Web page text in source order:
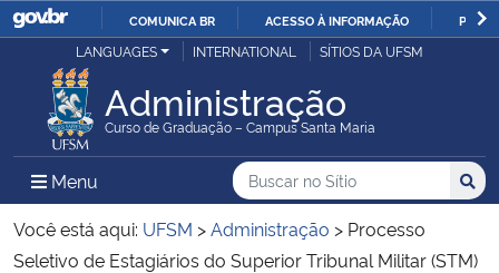
IR
O
COMUNICA BR ACESSO À INFORMAÇÃO
Ministério da Justiça e Segurança Pública
Ministério da Defesa
Ministério das Relações Exteriores
LANGUAGES INTERNATIONAL SÍTIOS DA UFSM
Administração
Curso de Graduação – Campus Santa Maria
Menu Menu Principal do Sítio
Busca
Buscar no no Sítio
Busca:
Você está aqui: UFSM >Administração > Processo
Seletivo de Estagiários do Superior Tribunal Militar (STM)